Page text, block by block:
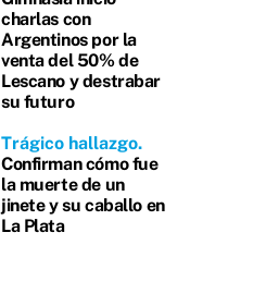
charlas con
Argentinos por la
venta del 50% de
Lescano y destrabar
su futuro
Trágico hallazgo
Confirman cómo fue
la muerte de un
jinete y su caballo en
La Plata